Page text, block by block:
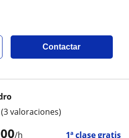
Contactar
/h 1ª clase gratis
(3 valoraciones)